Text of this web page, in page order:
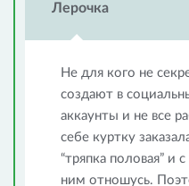
Лерочка
Не для кого не
создают в
аккаунты и не все
себе куртку
“тряпка половая” и
ним отношусь.